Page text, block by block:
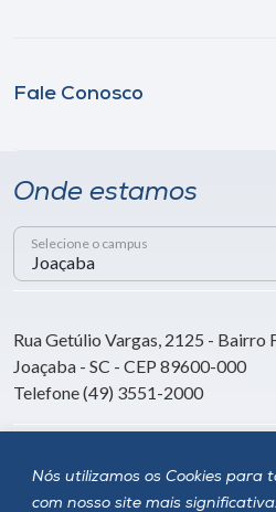
Nós utilizamos os Cookies para
com nosso site mais
Fale Conosco
Onde estamos
Selecione o campus
Rua Getúlio Vargas, 2125 - Bairro
Joaçaba - SC - CEP 89600-000
Telefone (49) 3551-2000
Siga a Unoesc